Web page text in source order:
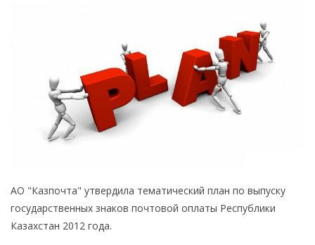
АО "Казпочта" утвердила тематический план по выпуску
государственных знаков почтовой оплаты Республики
Казахстан 2012 года.